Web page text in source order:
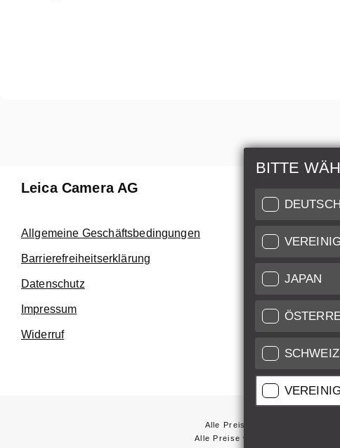
BITTE
JAPAN
SCHWEIZ
Leica Camera AG
Allgemeine Geschäftsbedingungen
Barrierefreiheitserklärung
Datenschutz
Impressum
Widerruf
Reparatur
Nutzen Sie
Customer
höchstem
Kundendienst
Service
Alle Preise von in der EU/UK
Alle Preise von in den USA